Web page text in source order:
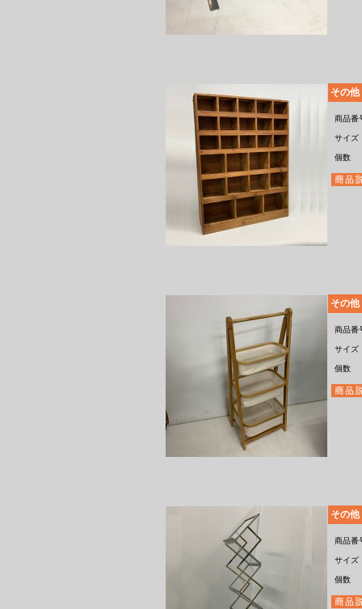
その
商品番
サイズ
個数
その
商品番
サイズ
個数
その
商品番
サイズ
個数